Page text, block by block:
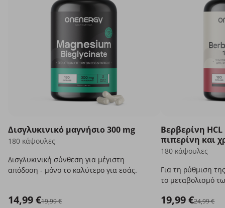
Δισγλυκινικό μαγνήσιο 300 mg
180 κάψουλες
Δισγλυκινική σύνθεση για μέγιστη
απόδοση - μόνο το καλύτερο για εσάς.
14,99 €19,99 €
Βερβερίνη
πιπερίνη και
180 κάψουλες
Για τη ρύθμιση
το μεταβολισμό
19,99 €24,99 €